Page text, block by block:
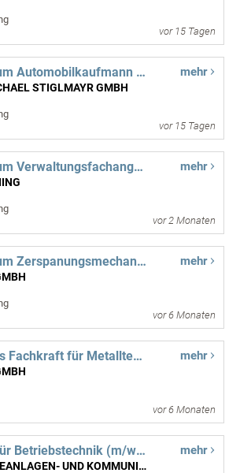
vor 15 Tagen
Ausbildung zum Automobilkaufmann (m/w/d) - für Start 01.09.2027
STIGLMAYR GMBH
mehr
vor 15 Tagen
Ausbildung zum Verwaltungsfachangestellten (m/w/d) - VFA-K mehr
vor 2 Monaten
Ausbildung zum Zerspanungsmechaniker (m/w/d) mehr
vor 6 Monaten
Ausbildung als Fachkraft für Metalltechnik (m/w/d) mehr
vor 6 Monaten
Elektroniker für Betriebstechnik (m/w/d) - Ausbildung 2026
ENACO ENERGIEANLAGEN- UND KOMMUNIKATIONSTECHNIK GMBH
mehr